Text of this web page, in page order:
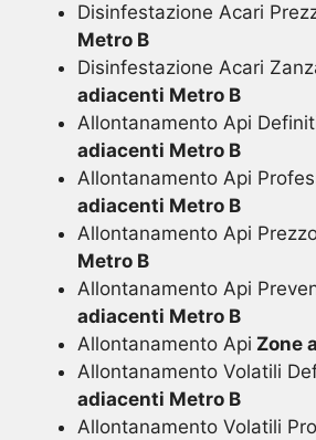
Disinfestazione Acari
Metro B
Disinfestazione Acari
adiacenti Metro B
Allontanamento Api
adiacenti Metro B
Allontanamento Api
adiacenti Metro B
Allontanamento Api
Metro B
Allontanamento Api
adiacenti Metro B
Allontanamento Api Zone
Allontanamento Volatili
adiacenti Metro B
Allontanamento Volatili